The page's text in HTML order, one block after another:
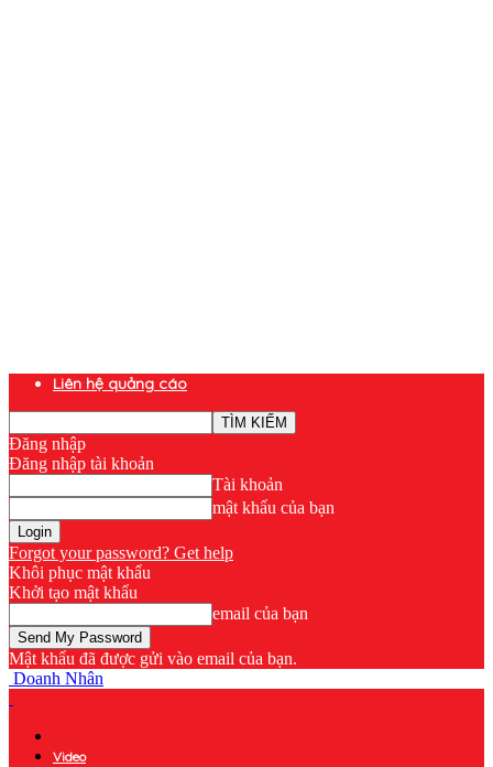
Liên hệ quảng cáo
Đăng nhập
Đăng nhập tài khoản
Tài khoản
mật khẩu của bạn
Forgot your password? Get help
Khôi phục mật khẩu
Khởi tạo mật khẩu
email của bạn
Mật khẩu đã được gửi vào email của bạn.
Doanh Nhân
Video